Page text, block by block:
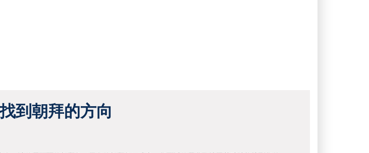
到朝拜的方向